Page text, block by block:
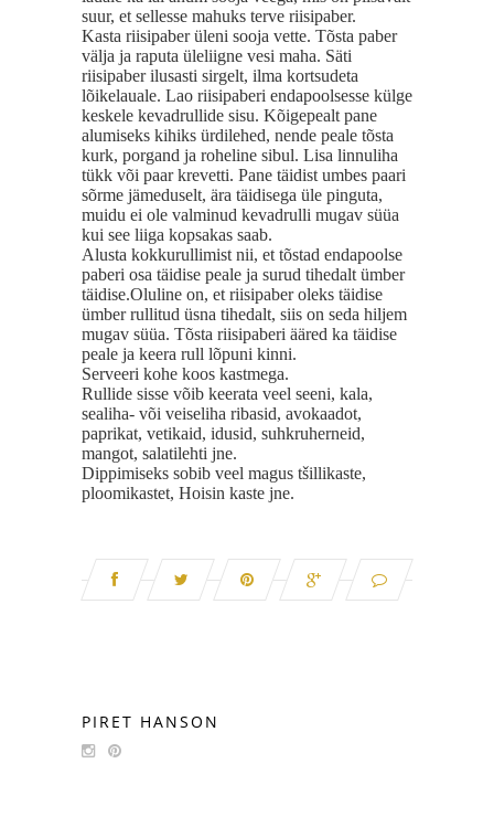
suur, et sellesse mahuks terve riisipaber.
Kasta riisipaber üleni sooja vette. Tõsta paber
välja ja raputa üleliigne vesi maha. Säti
riisipaber ilusasti sirgelt, ilma kortsudeta
lõikelauale. Lao riisipaberi endapoolsesse külge
keskele kevadrullide sisu. Kõigepealt pane
alumiseks kihiks ürdilehed, nende peale tõsta
kurk, porgand ja roheline sibul. Lisa linnuliha
tükk või paar krevetti. Pane täidist umbes paari
sõrme jämeduselt, ära täidisega üle pinguta,
muidu ei ole valminud kevadrulli mugav süüa
kui see liiga kopsakas saab.
Alusta kokkurullimist nii, et tõstad endapoolse
paberi osa täidise peale ja surud tihedalt ümber
täidise.Oluline on, et riisipaber oleks täidise
ümber rullitud üsna tihedalt, siis on seda hiljem
mugav süüa. Tõsta riisipaberi ääred ka täidise
peale ja keera rull lõpuni kinni.
Serveeri kohe koos kastmega.
Rullide sisse võib keerata veel seeni, kala,
sealiha- või veiseliha ribasid, avokaadot,
paprikat, vetikaid, idusid, suhkruherneid,
mangot, salatilehti jne.
Dippimiseks sobib veel magus tšillikaste,
ploomikastet, Hoisin kaste jne.
PIRET HANSON